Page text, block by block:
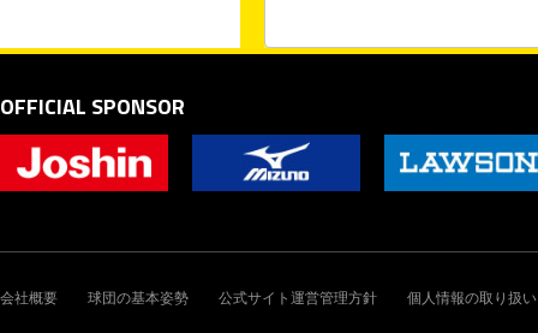
OFFICIAL SPONSOR
会社概要 球団の基本姿勢 公式サイト運営管理方針 個人情報の取り扱い